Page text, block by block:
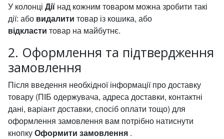
У колонці Дії над кожним товаром можна зробити такі
дії: або видалити товар із кошика, або
відкласти товар на майбутнє.
2. Оформлення та підтвердження
замовлення
Після введення необхідної інформації про доставку
товару (ПІБ одержувача, адреса доставки, контактні
дані, варіант доставки, спосіб оплати тощо) для
оформлення замовлення вам потрібно натиснути
кнопкуОформити замовлення .